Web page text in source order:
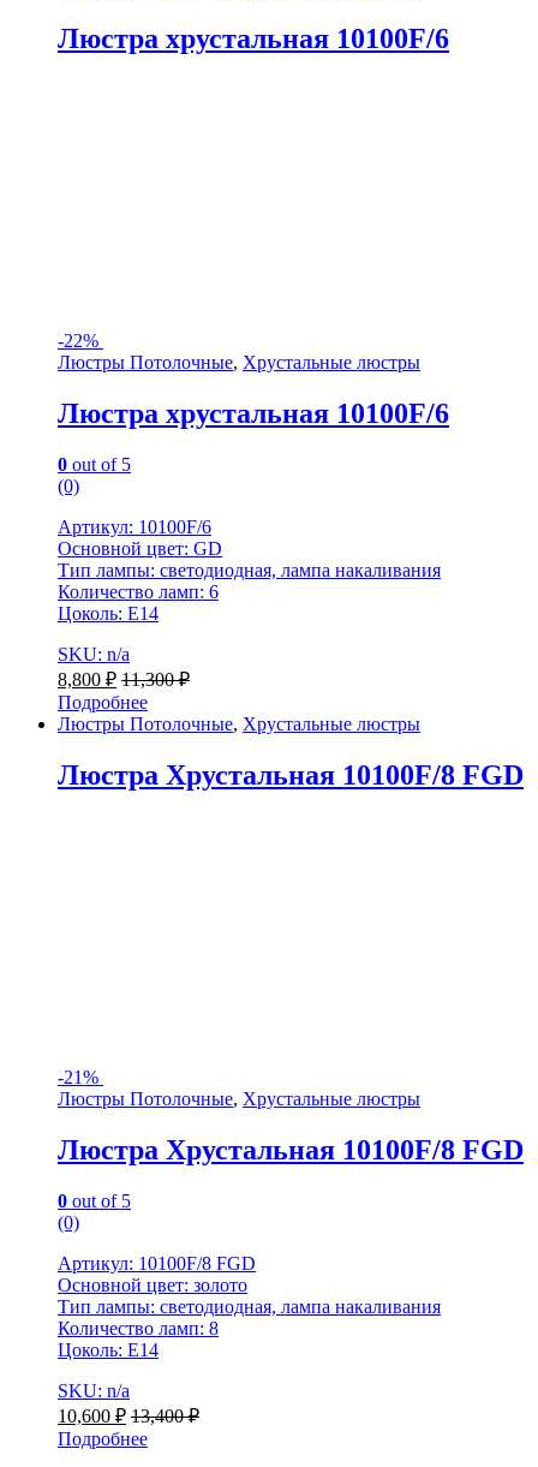
Люстра хрустальная 10100F/6
-22%
Люстры Потолочные, Хрустальные люстры
Люстра хрустальная 10100F/6
0 out of 5
(0)
Артикул: 10100F/6
Основной цвет: GD
Тип лампы: светодиодная, лампа накаливания
Количество ламп: 6
Цоколь: Е14
SKU: n/a
8,800 ₽ 11,300₽
Подробнее
Люстры Потолочные, Хрустальные люстры
Люстра Хрустальная 10100F/8 FGD
-21%
Люстры Потолочные, Хрустальные люстры
Люстра Хрустальная 10100F/8 FGD
0 out of 5
(0)
Артикул: 10100F/8 FGD
Основной цвет: золото
Тип лампы: светодиодная, лампа накаливания
Количество ламп: 8
Цоколь: Е14
SKU: n/a
10,600 ₽ 13,400₽
Подробнее